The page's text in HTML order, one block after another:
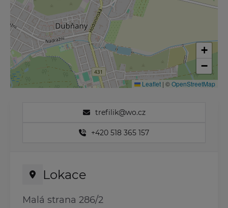
trefilik@wo.cz
+420 518 365 157
Lokace
Malá strana 286/2
+
−
Leaflet | ©OpenStreetMap